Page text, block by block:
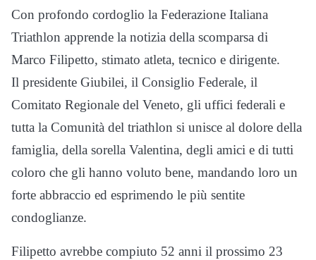
Con profondo cordoglio la Federazione Italiana
Triathlon apprende la notizia della scomparsa di
Marco Filipetto, stimato atleta, tecnico e dirigente.
Il presidente Giubilei, il Consiglio Federale, il
Comitato Regionale del Veneto, gli uffici federali e
tutta la Comunità del triathlon si unisce al dolore della
famiglia, della sorella Valentina, degli amici e di tutti
coloro che gli hanno voluto bene, mandando loro un
forte abbraccio ed esprimendo le più sentite
condoglianze.
Filipetto avrebbe compiuto 52 anni il prossimo 23